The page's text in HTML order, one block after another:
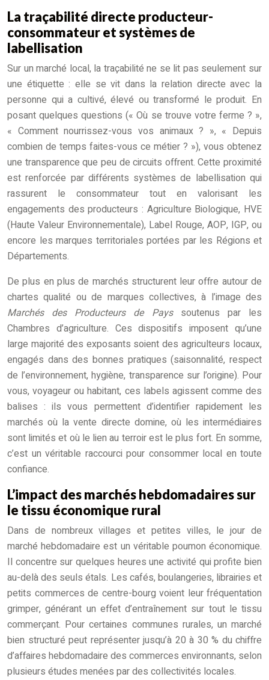
La traçabilité directe producteur-
consommateur et systèmes de
labellisation
Sur un marché local, la traçabilité ne se lit pas seulement sur
une étiquette : elle se vit dans la relation directe avec la
personne qui a cultivé, élevé ou transformé le produit. En
posant quelques questions (« Où se trouve votre ferme ? »,
« Comment nourrissez-vous vos animaux ? », « Depuis
combien de temps faites-vous ce métier ? »), vous obtenez
une transparence que peu de circuits offrent. Cette proximité
est renforcée par différents systèmes de labellisation qui
rassurent le consommateur tout en valorisant les
engagements des producteurs : Agriculture Biologique, HVE
(Haute Valeur Environnementale), Label Rouge, AOP, IGP, ou
encore les marques territoriales portées par les Régions et
Départements.
De plus en plus de marchés structurent leur offre autour de
chartes qualité ou de marques collectives, à l’image des
Marchés des Producteurs de Payssoutenus par les
Chambres d’agriculture. Ces dispositifs imposent qu’une
large majorité des exposants soient des agriculteurs locaux,
engagés dans des bonnes pratiques (saisonnalité, respect
de l’environnement, hygiène, transparence sur l’origine). Pour
vous, voyageur ou habitant, ces labels agissent comme des
balises : ils vous permettent d’identifier rapidement les
marchés où la vente directe domine, où les intermédiaires
sont limités et où le lien au terroir est le plus fort. En somme,
c’est un véritable raccourci pour consommer local en toute
confiance.
L’impact des marchés hebdomadaires sur
le tissu économique rural
Dans de nombreux villages et petites villes, le jour de
marché hebdomadaire est un véritable poumon économique.
Il concentre sur quelques heures une activité qui profite bien
au-delà des seuls étals. Les cafés, boulangeries, librairies et
petits commerces de centre-bourg voient leur fréquentation
grimper, générant un effet d’entraînement sur tout le tissu
commerçant. Pour certaines communes rurales, un marché
bien structuré peut représenter jusqu’à 20 à 30 % du chiffre
d’affaires hebdomadaire des commerces environnants, selon
plusieurs études menées par des collectivités locales.